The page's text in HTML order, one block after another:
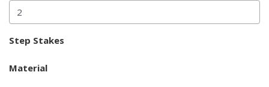
Step Stakes
Material